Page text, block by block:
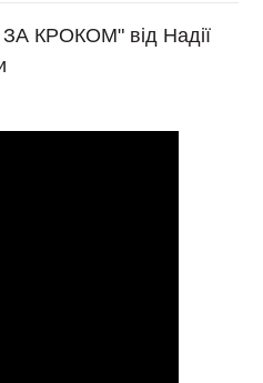
КРОКОМ" від Надії